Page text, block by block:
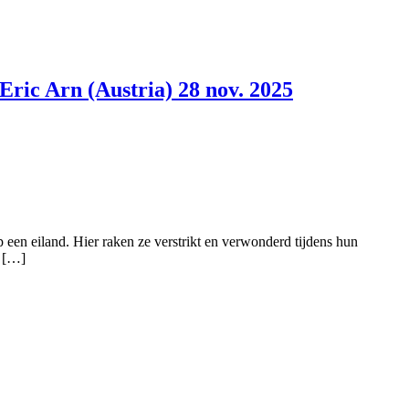
Arn (Austria) 28 nov. 2025
eiland. Hier raken ze verstrikt en verwonderd tijdens hun
[…]